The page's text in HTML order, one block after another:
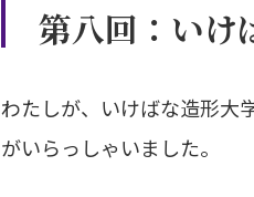
第八回：いけ
わたしが、いけばな造形大
がいらっしゃいました。